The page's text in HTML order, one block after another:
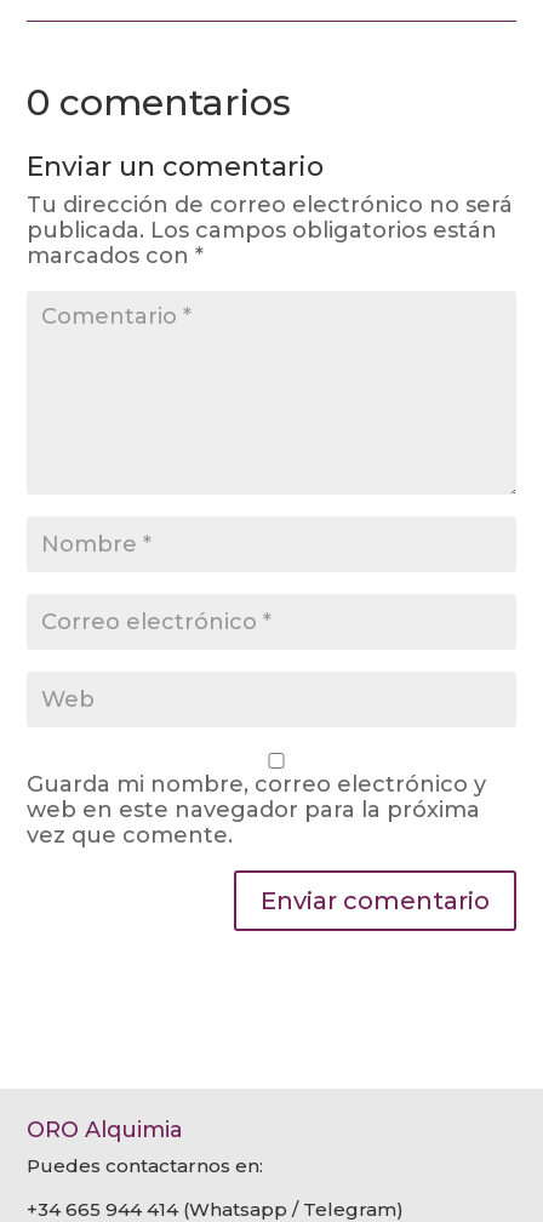
0 comentarios
Enviar un comentario
Tu dirección de correo electrónico no será
publicada. Los campos obligatorios están
marcados con*
Guarda mi nombre, correo electrónico y
web en este navegador para la próxima
vez que comente.
Enviar comentario
ORO Alquimia
Puedes contactarnos en:
+34 665 944 414 (Whatsapp / Telegram)